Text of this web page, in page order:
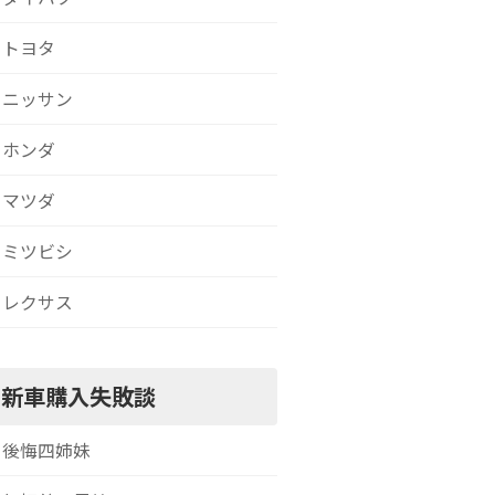
トヨタ
ニッサン
ホンダ
マツダ
ミツビシ
レクサス
新車購入失敗談
後悔四姉妹